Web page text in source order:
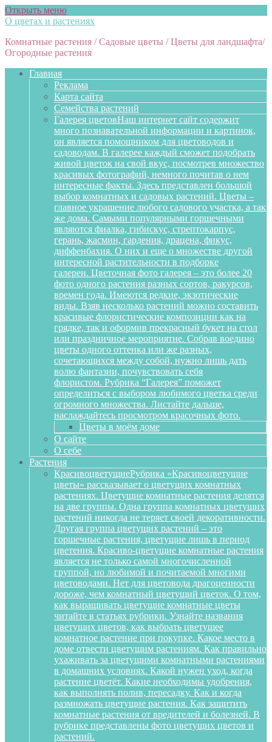
Открыть меню
О цветах и растениях
Комнатные растения / Садовые цветы / Цветы для ландшафта/
Огородные растения
Главная
Реклама
Карта сайта
Семейства растений
Галерея цветовНаш интернет сайт содержит
много познавательной информации и картинок,
он является помощником для цветоводов и
садоводам. В галерее каждый сможет подобрать
живой цветок на свой вкус, посмотрев множество
красивых фотографий, немного почитав о нем
интересные факты. Здесь представлен большой
выбор комнатных и садовых растений. Цветы –
главное украшение любого садового участка, а так
же дома. Самыми популярными горшечными
являются фиалка, гибискус, стрептокарпус,
герань, жасмин, гардения, драцена, фикус,
диффенбахия. О них и еще о множестве другой
интересной растительности в подборке
галереи. Цветочная фото галерея – это более 20
фото одного растения разных сортов, ракурсов,
времен года. Имеются редкие, экзотические
виды. Взяв несколько растений можно составить
красивые флористические композиции как на
грядке, так и оформив прекрасный букет на стол
или праздничное мероприятие. Собрав воедино
цветы одного оттенка или же разных,
сочетающихся между собой, нужно лишь дать
волю фантазии, почувствовать себя
флористом. Рубрика “Галерея” поможет
определиться с выбором любимого цветка среди
огромного множества. Листайте дальше,
наслаждайтесь просмотром красочных фото.
Цветы в моём доме
О сайте
О себе
Растения
КрасивоцветущиеРубрика «Красивоцветущие
цветы» рассказывает о цветущих комнатных
растениях. Цветущие комнатные растения делятся
на две группы. Одна группа комнатных цветущих
растений никогда не теряет своей декоративности.
Другая группа цветущих растений – это
горшечные растения, цветущие лишь в период
цветения. Красиво-цветущие комнатные растения
является не только самой многочисленной
группой, но любимой и почитаемой многими
цветоводами. Нет для цветовода драгоценности
дороже, чем комнатный цветущий цветок. О том,
как выращивать цветущие комнатные цветы
читайте в статьях рубрики. Узнайте названия
цветущих цветов, как выбрать цветущее
комнатное растение при покупке. Какое место в
доме отвести цветущим растениям. Как правильно
ухаживать за цветущими комнатными растениями
в домашних условиях. Какой нужен уход, когда
растение цветёт. Какие необходимы удобрения,
как выполнять полив, пересадку. Как и когда
размножать цветущие растения. Как защитить
комнатные растения от вредителей и болезней. В
рубрике представлены фото цветущих цветов и
растений.